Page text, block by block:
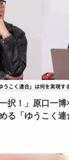
択！」原口一博
る「ゆうこく